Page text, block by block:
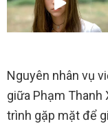
Nguyên nhân vụ
giữa Phạm Thanh
trình gặp mặt để